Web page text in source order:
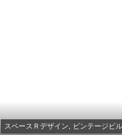
スペースＲデザイン, ビンテージビ